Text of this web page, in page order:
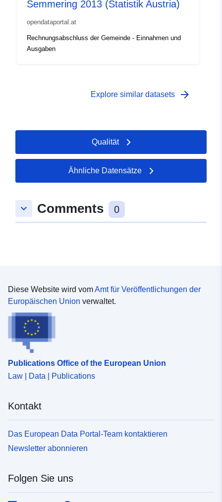
Semmering 2013 (Statistik Austria)
opendataportal.at
Rechnungsabschluss der Gemeinde - Einnahmen und
Ausgaben
Explore similar datasets arrow_forward
Qualität
Ähnliche Datensätze
keyboard_arrow_down Comments 0
Diese Website wird vomAmt für Veröffentlichungen der
Europäischen Union verwaltet.
Publications Office of the European Union
Law | Data | Publications
Kontakt
Das European Data Portal-Team kontaktieren
Newsletter abonnieren
Folgen Sie uns